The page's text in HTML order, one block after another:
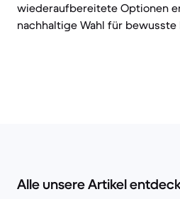
wiederaufbereitete Optionen
nachhaltige Wahl für
Alle unsere Artikel